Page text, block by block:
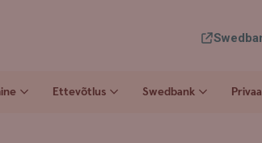
Ettevõtlus Swedbank